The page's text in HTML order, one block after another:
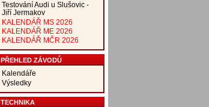
Testování Audi u Slušovic -
Jiří Jermakov
KALENDÁŘ MS 2026
KALENDÁŘ ME 2026
KALENDÁŘ MČR 2026
PŘEHLED ZÁVODŮ
Kalendáře
Výsledky
TECHNIKA